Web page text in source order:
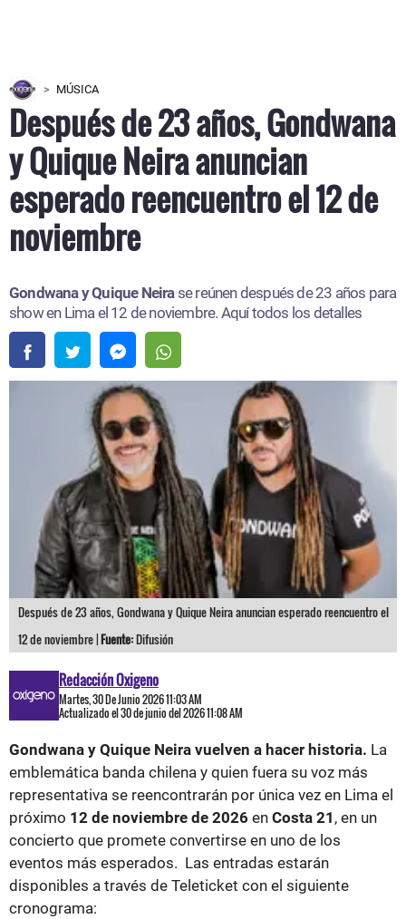
MÚSICA
Después de 23 años, Gondwana
y Quique Neira anuncian
esperado reencuentro el 12 de
noviembre
Gondwana y Quique Neirase reúnen después de 23 años para
show en Lima el 12 de noviembre. Aquí todos los detalles
Después de 23 años, Gondwana y Quique Neira anuncian esperado reencuentro el
12 de noviembre |Fuente:Difusión
Redacción Oxigeno
Martes, 30 De Junio 2026 11:03 AM
Actualizado el 30 de junio del 2026 11:08 AM
Gondwana y Quique Neira vuelven a hacer historia. La
emblemática banda chilena y quien fuera su voz más
representativa se reencontrarán por única vez en Lima el
próximo 12 de noviembre de 2026 en Costa 21 , en un
concierto que promete convertirse en uno de los
eventos más esperados. Las entradas estarán
disponibles a través de Teleticket con el siguiente
cronograma: